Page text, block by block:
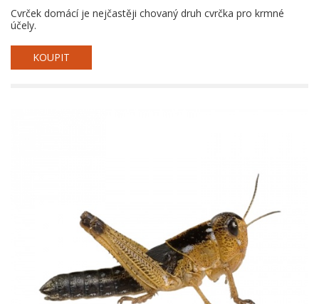
Cvrček domácí je nejčastěji chovaný druh cvrčka pro krmné
účely.
KOUPIT